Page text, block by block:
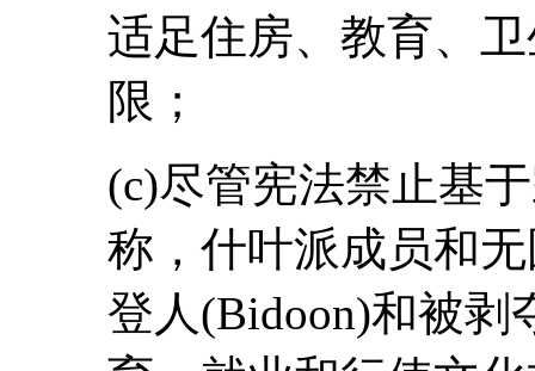
适足住房、教育、
限；
(c)尽管宪法禁止基
称，什叶派成员和
登人(Bidoon)和被剥